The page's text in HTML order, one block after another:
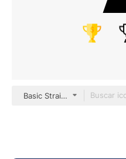
Basic Straight Filled